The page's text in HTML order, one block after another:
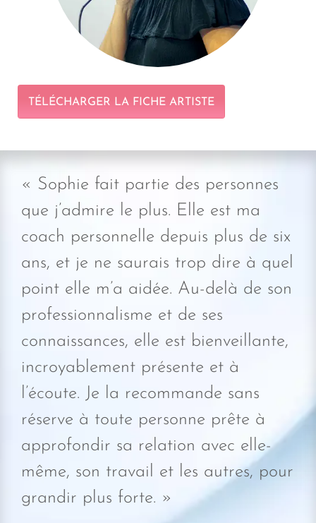
TÉLÉCHARGER LA FICHE ARTISTE
« Sophie fait partie des personnes
que j’admire le plus. Elle est ma
coach personnelle depuis plus de six
ans, et je ne saurais trop dire à quel
point elle m’a aidée. Au-delà de son
professionnalisme et de ses
connaissances, elle est bienveillante,
incroyablement présente et à
l’écoute. Je la recommande sans
réserve à toute personne prête à
approfondir sa relation avec elle-
même, son travail et les autres, pour
grandir plus forte. »